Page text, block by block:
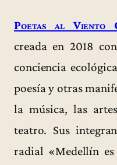
Poetas al Viento
creada en 2018
conciencia
poesía y otras
la música, las
teatro. Sus
radial «Medellín